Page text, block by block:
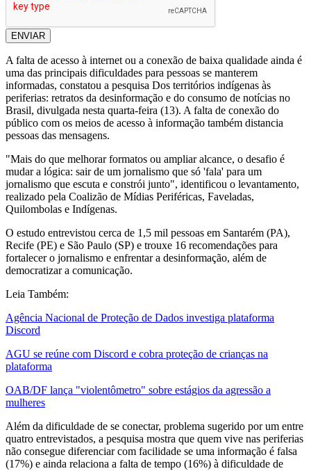
ENVIAR
A falta de acesso à internet ou a conexão de baixa qualidade ainda é
uma das principais dificuldades para pessoas se manterem
informadas, constatou a pesquisa Dos territórios indígenas às
periferias: retratos da desinformação e do consumo de notícias no
Brasil, divulgada nesta quarta-feira (13). A falta de conexão do
público com os meios de acesso à informação também distancia
pessoas das mensagens.
"Mais do que melhorar formatos ou ampliar alcance, o desafio é
mudar a lógica: sair de um jornalismo que só 'fala' para um
jornalismo que escuta e constrói junto", identificou o levantamento,
realizado pela Coalizão de Mídias Periféricas, Faveladas,
Quilombolas e Indígenas.
O estudo entrevistou cerca de 1,5 mil pessoas em Santarém (PA),
Recife (PE) e São Paulo (SP) e trouxe 16 recomendações para
fortalecer o jornalismo e enfrentar a desinformação, além de
democratizar a comunicação.
Leia Também:
Agência Nacional de Proteção de Dados investiga plataforma
Discord
AGU se reúne com Discord e cobra proteção de crianças na
plataforma
OAB/DF lança "violentômetro" sobre estágios da agressão a
mulheres
Além da dificuldade de se conectar, problema sugerido por um entre
quatro entrevistados, a pesquisa mostra que quem vive nas periferias
não consegue diferenciar com facilidade se uma informação é falsa
(17%) e ainda relaciona a falta de tempo (16%) à dificuldade de